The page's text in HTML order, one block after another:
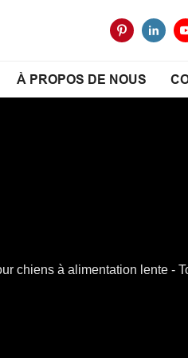
À PROPOS DE NOUS
chiens à alimentation lente -